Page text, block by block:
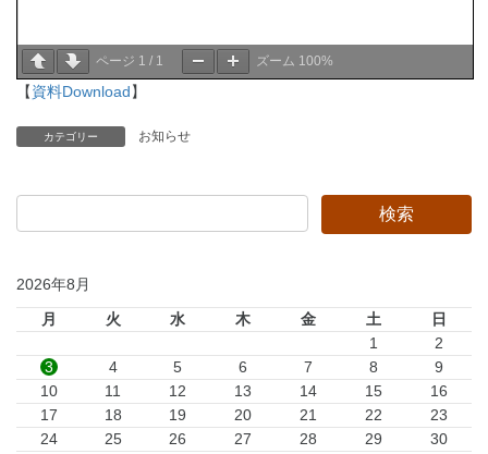
ページ 1 / 1 ズーム 100%
【資料Download】
カテゴリー お知らせ
2026年8月
月 火 水 木 金 土
日
1
2
3
4 5 6 7 8
9
10
11 12 13 14 15
16
17
18 19 20 21 22
23
24
25 26 27 28 29
30